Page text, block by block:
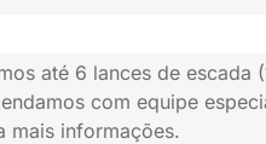
até 6 lances de escada
com equipe
mais informações.